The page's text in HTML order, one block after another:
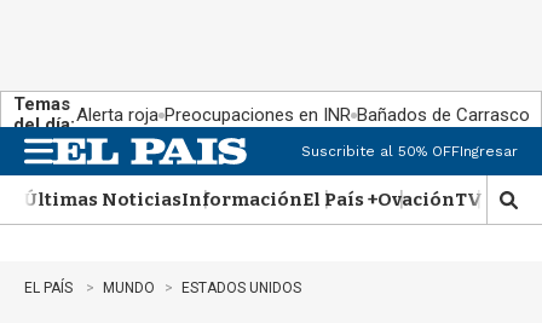
Temas
del día:Alerta roja Preocupaciones en INR Bañados de Carrasco
n
u
Suscribite al 50% OFFIngresar
Últimas NoticiasInformaciónEl País +OvaciónTV Show
M
o
EL PAÍS MUNDO ESTADOS UNIDOS